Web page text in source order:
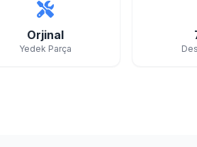
Orjinal
Yedek Parça